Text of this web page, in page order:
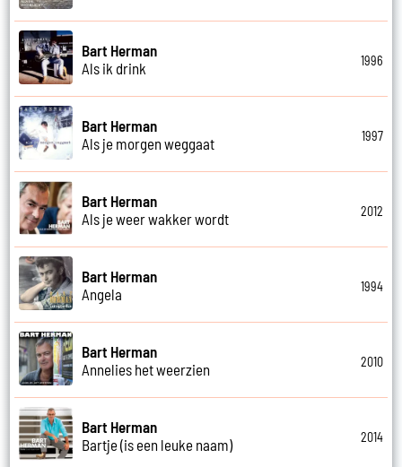
Bart Herman
Als ik drink
1996
Bart Herman
Als je morgen weggaat
1997
Bart Herman
Als je weer wakker wordt
2012
Bart Herman
Angela
1994
Bart Herman
Annelies het weerzien
2010
Bart Herman
Bartje (is een leuke naam)
2014